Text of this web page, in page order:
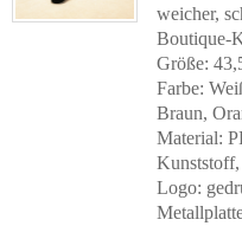
weicher,
Boutique-
Größe:
Farbe:
Braun,
Material:
Logo: